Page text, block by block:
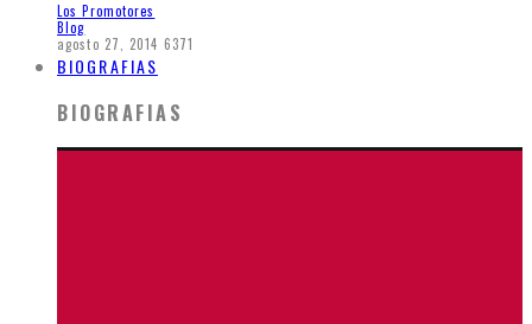
Los Promotores
Blog
agosto 27, 2014 6371
BIOGRAFIAS
BIOGRAFIAS